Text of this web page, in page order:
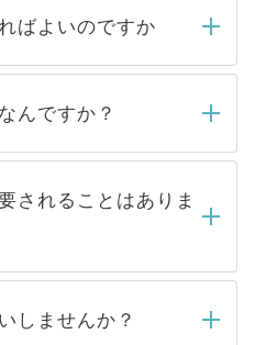
ばよいのですか
たら、弊社担当者がご
その後メールもしくは
日以内にはご連絡をせて
しばらくお待ちくださ
んですか？
取り扱っている求人の
サイトからご覧いただ
」です。非公開求人は
、一般には公開してい
ため 人気のある医療機
されることはありま
ることは一切ありませ
先から内定をいただい
しませんか？